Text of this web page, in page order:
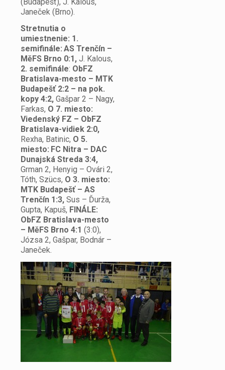
Janeček (Brno).
Stretnutia o
umiestnenie: 1.
semifinále: AS Trenčín –
MěFS Brno 0:1, J. Kalous,
2. semifinále: ObFZ
Bratislava-mesto – MTK
Budapešť 2:2 – na pok.
kopy 4:2, Gašpar 2 – Nagy,
Farkas, O 7. miesto:
Viedenský FZ – ObFZ
Bratislava-vidiek 2:0,
Rexha, Batinic, O 5.
miesto: FC Nitra – DAC
Dunajská Streda 3:4,
Grman 2, Henyig – Ovári 2,
Tóth, Szücs, O 3. miesto:
MTK Budapešť – AS
Trenčín 1:3, Sus – Ďurža,
Gupta, Kapuš, FINÁLE:
ObFZ Bratislava-mesto
– MěFS Brno 4:1 (3:0),
Józsa 2, Gašpar, Bodnár –
Janeček.